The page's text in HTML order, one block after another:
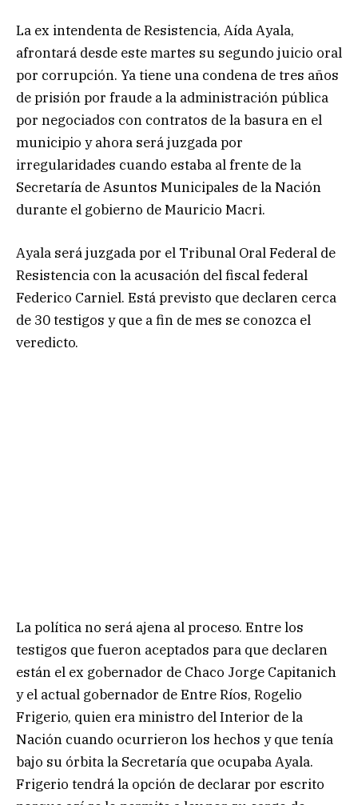
La ex intendenta de Resistencia, Aída Ayala,
afrontará desde este martes su segundo juicio oral
por corrupción. Ya tiene una condena de tres años
de prisión por fraude a la administración pública
por negociados con contratos de la basura en el
municipio y ahora será juzgada por
irregularidades cuando estaba al frente de la
Secretaría de Asuntos Municipales de la Nación
durante el gobierno de Mauricio Macri.
Ayala será juzgada por el Tribunal Oral Federal de
Resistencia con la acusación del fiscal federal
Federico Carniel. Está previsto que declaren cerca
de 30 testigos y que a fin de mes se conozca el
veredicto.
La política no será ajena al proceso. Entre los
testigos que fueron aceptados para que declaren
están el ex gobernador de Chaco Jorge Capitanich
y el actual gobernador de Entre Ríos, Rogelio
Frigerio, quien era ministro del Interior de la
Nación cuando ocurrieron los hechos y que tenía
bajo su órbita la Secretaría que ocupaba Ayala.
Frigerio tendrá la opción de declarar por escrito